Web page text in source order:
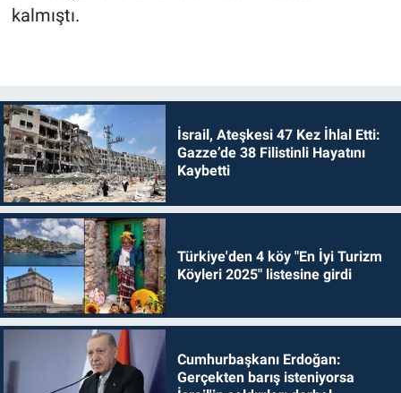
kalmıştı.
İsrail, Ateşkesi 47 Kez İhlal Etti:
Gazze’de 38 Filistinli Hayatını
Kaybetti
Türkiye'den 4 köy "En İyi Turizm
Köyleri 2025" listesine girdi
Cumhurbaşkanı Erdoğan:
Gerçekten barış isteniyorsa